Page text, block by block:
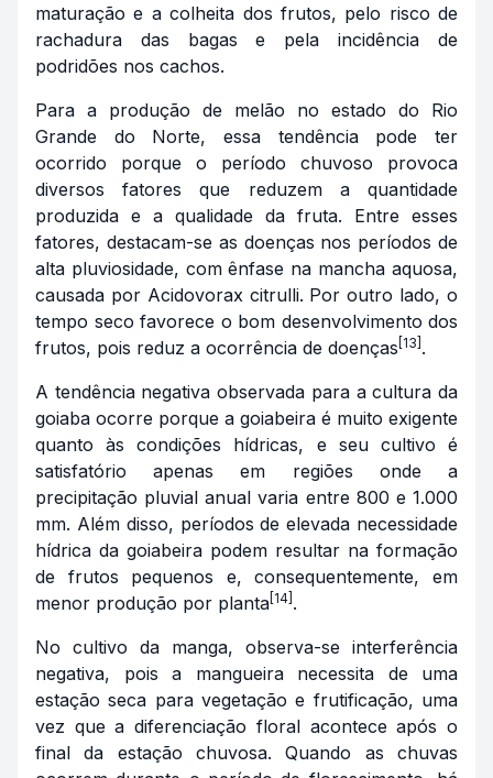
maturação e a colheita dos frutos, pelo risco de
rachadura das bagas e pela incidência de
podridões nos cachos.
Para a produção de melão no estado do Rio
Grande do Norte, essa tendência pode ter
ocorrido porque o período chuvoso provoca
diversos fatores que reduzem a quantidade
produzida e a qualidade da fruta. Entre esses
fatores, destacam-se as doenças nos períodos de
alta pluviosidade, com ênfase na mancha aquosa,
causada por Acidovorax citrulli. Por outro lado, o
tempo seco favorece o bom desenvolvimento dos
frutos, pois reduz a ocorrência de doenças [13] .
A tendência negativa observada para a cultura da
goiaba ocorre porque a goiabeira é muito exigente
quanto às condições hídricas, e seu cultivo é
satisfatório apenas em regiões onde a
precipitação pluvial anual varia entre 800 e 1.000
mm. Além disso, períodos de elevada necessidade
hídrica da goiabeira podem resultar na formação
de frutos pequenos e, consequentemente, em
menor produção por planta [14] .
No cultivo da manga, observa-se interferência
negativa, pois a mangueira necessita de uma
estação seca para vegetação e frutificação, uma
vez que a diferenciação floral acontece após o
final da estação chuvosa. Quando as chuvas